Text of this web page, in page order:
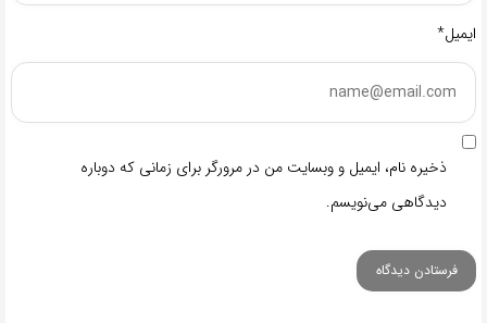
ایمیل*
ذخیره نام، ایمیل و وبسایت من در مرورگر برای زمانی که دوباره
دیدگاهی می‌نویسم.